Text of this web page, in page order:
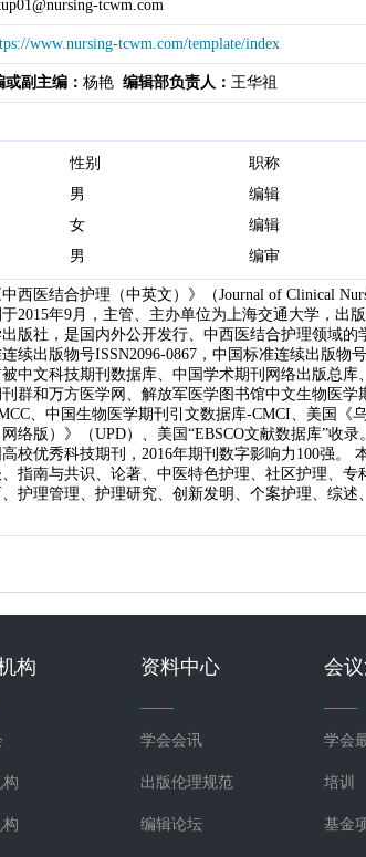
tcwm.com
www.nursing-tcwm.com/template/index
或副主编： 杨艳 编辑部负责人： 王华祖
性别 职称
男 编辑
女 编辑
男 编审
中西医结合护理（中英文）》（Journal of Clinical
2015年9月，主管、主办单位为上海交通大学，出
版社，是国内外公开发行、中西医结合护理领域的
续出版物号ISSN2096-0867，中国标准连续出版物号
中文科技期刊数据库、中国学术期刊网络出版总库
群和万方医学网、解放军医学图书馆中文生物医学
、中国生物医学期刊引文数据库-CMCI、美国《
网络版）》（UPD）、美国“EBSCO文献数据库”收录
高校优秀科技期刊，2016年期刊数字影响力100强。
指南与共识、论著、中医特色护理、社区护理、专
护理管理、护理研究、创新发明、个案护理、综述
构
构
资料中心
学会会讯
出版伦理规范
编辑论坛
会
学会
培训
基金